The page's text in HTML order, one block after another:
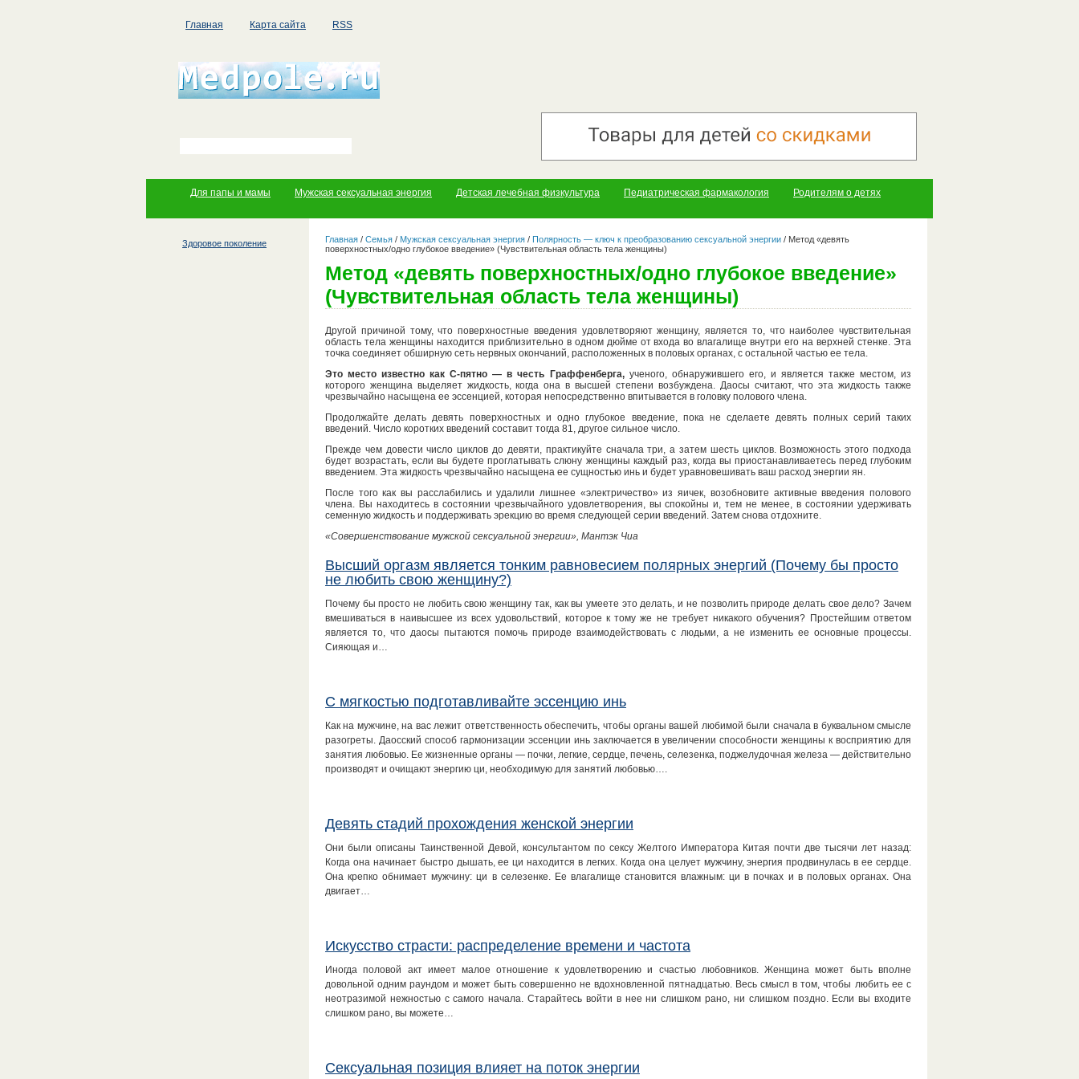
Главная Карта сайта RSS
Для папы и мамы Мужская сексуальная энергия Детская лечебная физкультура Педиатрическая фармакология Родителям о детях
Здоровое поколение Главная / Семья / Мужская сексуальная энергия / Полярность — ключ к преобразованию сексуальной энергии / Метод «девять
поверхностных/одно глубокое введение» (Чувствительная область тела женщины)
Метод «девять поверхностных/одно глубокое введение»
(Чувствительная область тела женщины)
Другой причиной тому, что поверхностные введения удовлетворяют женщину, является то, что наиболее чувствительная
область тела женщины находится приблизительно в одном дюйме от входа во влагалище внутри его на верхней стенке. Эта
точка соединяет обширную сеть нервных окончаний, расположенных в половых органах, с остальной частью ее тела.
Это место известно как С-пятно — в честь Граффенберга,ученого, обнаружившего его, и является также местом, из
которого женщина выделяет жидкость, когда она в высшей степени возбуждена. Даосы считают, что эта жидкость также
чрезвычайно насыщена ее эссенцией, которая непосредственно впитывается в головку полового члена.
Продолжайте делать девять поверхностных и одно глубокое введение, пока не сделаете девять полных серий таких
введений. Число коротких введений составит тогда 81, другое сильное число.
Прежде чем довести число циклов до девяти, практикуйте сначала три, а затем шесть циклов. Возможность этого подхода
будет возрастать, если вы будете проглатывать слюну женщины каждый раз, когда вы приостанавливаетесь перед глубоким
введением. Эта жидкость чрезвычайно насыщена ее сущностью инь и будет уравновешивать ваш расход энергии ян.
После того как вы расслабились и удалили лишнее «электричество» из яичек, возобновите активные введения полового
члена. Вы находитесь в состоянии чрезвычайного удовлетворения, вы спокойны и, тем не менее, в состоянии удерживать
семенную жидкость и поддерживать эрекцию во время следующей серии введений. Затем снова отдохните.
«Совершенствование мужской сексуальной энергии», Мантэк Чиа
Высший оргазм является тонким равновесием полярных энергий (Почему бы просто
не любить свою женщину?)
Почему бы просто не любить свою женщину так, как вы умеете это делать, и не позволить природе делать свое дело? Зачем
вмешиваться в наивысшее из всех удовольствий, которое к тому же не требует никакого обучения? Простейшим ответом
является то, что даосы пытаются помочь природе взаимодействовать с людьми, а не изменить ее основные процессы.
Сияющая и…
С мягкостью подготавливайте эссенцию инь
Как на мужчине, на вас лежит ответственность обеспечить, чтобы органы вашей любимой были сначала в буквальном смысле
разогреты. Даосский способ гармонизации эссенции инь заключается в увеличении способности женщины к восприятию для
занятия любовью. Ее жизненные органы — почки, легкие, сердце, печень, селезенка, поджелудочная железа — действительно
производят и очищают энергию ци, необходимую для занятий любовью….
Девять стадий прохождения женской энергии
Они были описаны Таинственной Девой, консультантом по сексу Желтого Императора Китая почти две тысячи лет назад:
Когда она начинает быстро дышать, ее ци находится в легких. Когда она целует мужчину, энергия продвинулась в ее сердце.
Она крепко обнимает мужчину: ци в селезенке. Ее влагалище становится влажным: ци в почках и в половых органах. Она
двигает…
Искусство страсти: распределение времени и частота
Иногда половой акт имеет малое отношение к удовлетворению и счастью любовников. Женщина может быть вполне
довольной одним раундом и может быть совершенно не вдохновленной пятнадцатью. Весь смысл в том, чтобы любить ее с
неотразимой нежностью с самого начала. Старайтесь войти в нее ни слишком рано, ни слишком поздно. Если вы входите
слишком рано, вы можете…
Сексуальная позиция влияет на поток энергии